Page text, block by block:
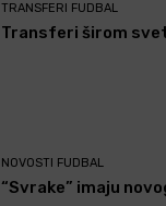
TRANSFERI FUDBAL
Transferi širom
NOVOSTI FUDBAL
“Svrake” imaju